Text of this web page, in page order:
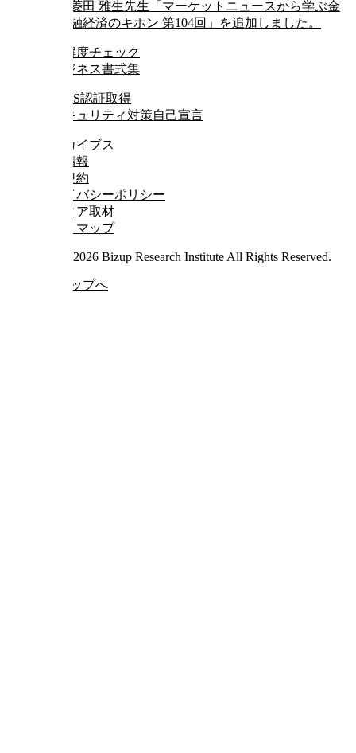
菱田 雅生先生「マーケットニュースから学ぶ金
融経済のキホン 第104回」を追加しました。
アーカイブス
企業情報
利用規約
プライバシーポリシー
メディア取材
サイトマップ
Copyright © 2026 Bizup Research Institute All Rights Reserved.